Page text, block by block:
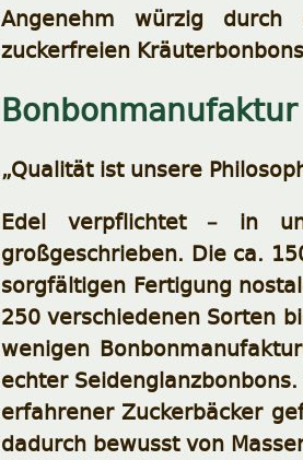
Angenehm würzig
zuckerfreien
„Qualität ist unsere
Edel verpflichtet – in
großgeschrieben. Die ca.
sorgfältigen Fertigung
250 verschiedenen Sorten
wenigen
echter
erfahrener Zuckerbäcker
dadurch bewusst von